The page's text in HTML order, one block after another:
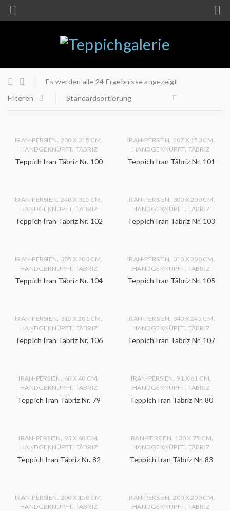
Es werden alle 24 Ergebnisse angezeigt
Filteren
Standardsortierung
IRAN-PERSIEN, 200 X 315 CM,
HANDGEKNÜPFT, TÄBRIZ
Teppich Iran Täbriz Nr. 100
IRAN-PERSIEN, 207 X 153 CM,
HANDGEKNÜPFT, TÄBRIZ
Teppich Iran Täbriz Nr. 101
IRAN-PERSIEN, 240 X 315 CM,
HANDGEKNÜPFT, TÄBRIZ
Teppich Iran Täbriz Nr. 102
IRAN-PERSIEN, 300 X 200 CM,
HANDGEKNÜPFT, TÄBRIZ
Teppich Iran Täbriz Nr. 103
IRAN-PERSIEN, 305 X 203 CM,
HANDGEKNÜPFT, TÄBRIZ
Teppich Iran Täbriz Nr. 104
IRAN-PERSIEN, 310 X 200 CM,
HANDGEKNÜPFT, TÄBRIZ
Teppich Iran Täbriz Nr. 105
IRAN-PERSIEN, 315 X 201 CM,
HANDGEKNÜPFT, TÄBRIZ
Teppich Iran Täbriz Nr. 106
IRAN-PERSIEN, 340 X 245 CM,
HANDGEKNÜPFT, TÄBRIZ
Teppich Iran Täbriz Nr. 107
IRAN-PERSIEN, 60 X 40 CM,
HANDGEKNÜPFT, TÄBRIZ
Teppich Iran Täbriz Nr. 79
IRAN-PERSIEN, 91 X 61 CM,
HANDGEKNÜPFT, TÄBRIZ
Teppich Iran Täbriz Nr. 80
IRAN-PERSIEN, 93 X 60 CM,
HANDGEKNÜPFT, TÄBRIZ
Teppich Iran Täbriz Nr. 82
IRAN-PERSIEN, 130 X 75 CM,
HANDGEKNÜPFT, TÄBRIZ
Teppich Iran Täbriz Nr. 83
IRAN-PERSIEN, 200 X 150 CM,
HANDGEKNÜPFT, TÄBRIZ
IRAN-PERSIEN, 200 X 200 CM,
HANDGEKNÜPFT, TÄBRIZ